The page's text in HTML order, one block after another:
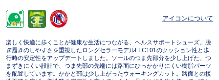
アイコンについて
楽しく快適に歩くことが健康な生活につながる、ヘルスサポートシューズ。脱
ぎ履きのしやすさを重視したロングセラーモデルFLC101のクッション性と歩
行時の安定性をアップデートしました。ソールのつま先部分を少し上げた、つ
まずきにくい設計で、つま先部の先端には路面にひっかかりにくい樹脂パーツ
を配置しています。かかと部は少し上がったウォーキングカット。路面との接